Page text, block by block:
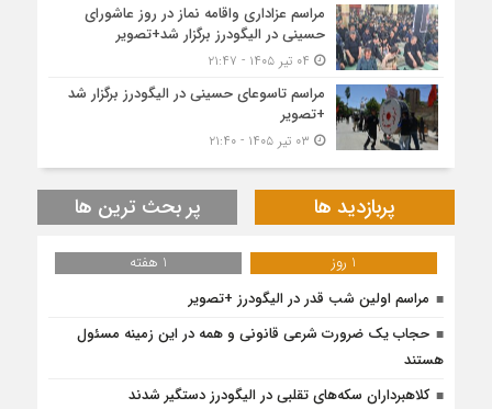
مراسم عزاداری واقامه نماز در روز عاشورای
حسینی در الیگودرز برگزار شد+تصویر
مراسم تاسوعای حسینی در الیگودرز برگزار شد
+تصویر
پربازدید ها پر بحث ترین ها
1 روز
1 هفته
مراسم اولین شب قدر در الیگودرز +تصویر
حجاب یک ضرورت شرعی قانونی و همه در این زمینه مسئول
هستند
کلاهبرداران سکه‌های تقلبی در الیگودرز دستگیر شدند